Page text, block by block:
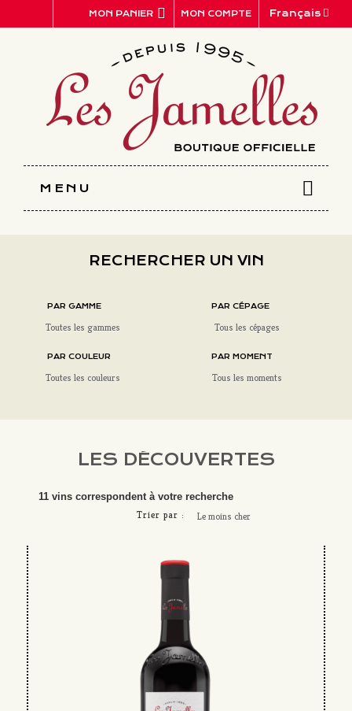
Français
MON COMPTE
MON PANIER
MENU
RECHERCHER UN VIN
PAR GAMME
Toutes les gammes
PAR CÉPAGE
Tous les cépages
PAR COULEUR
Toutes les couleurs
PAR MOMENT
Tous les moments
LES DÉCOUVERTES
11 vins correspondent à votre recherche
Trier par :
Le moins cher